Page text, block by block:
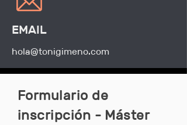
EMAIL
hola@tonigimeno.com
Formulario de
inscripción - Máster